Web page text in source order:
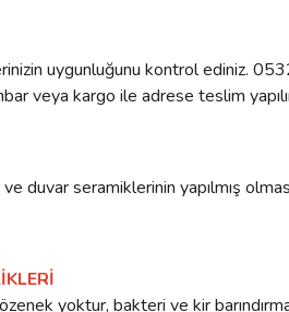
uygunluğunu kontrol ediniz.
veya kargo ile adrese teslim
duvar seramiklerinin yapılmış
yoktur, bakteri ve kir